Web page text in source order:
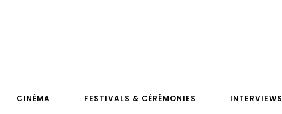
CINÉMA FESTIVALS & CÉRÉMONIES INTERVIEWS